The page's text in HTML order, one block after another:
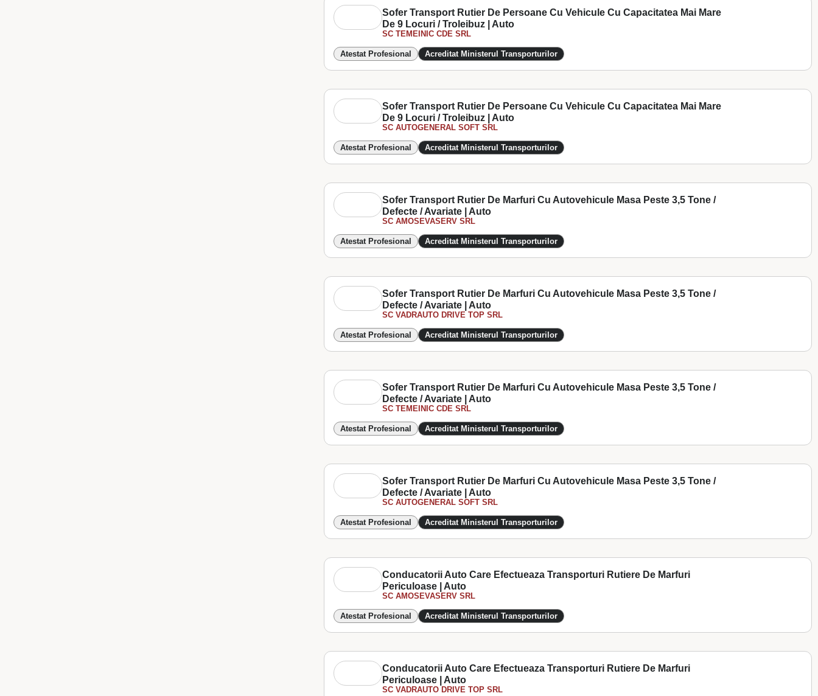
Sofer Transport Rutier De Persoane Cu Vehicule Cu Capacitatea Mai Mare
De 9 Locuri / Troleibuz | Auto
SC TEMEINIC CDE SRL
Atestat Profesional Acreditat Ministerul Transporturilor
Sofer Transport Rutier De Persoane Cu Vehicule Cu Capacitatea Mai Mare
De 9 Locuri / Troleibuz | Auto
SC AUTOGENERAL SOFT SRL
Atestat Profesional Acreditat Ministerul Transporturilor
Sofer Transport Rutier De Marfuri Cu Autovehicule Masa Peste 3,5 Tone /
Defecte / Avariate | Auto
SC AMOSEVASERV SRL
Atestat Profesional Acreditat Ministerul Transporturilor
Sofer Transport Rutier De Marfuri Cu Autovehicule Masa Peste 3,5 Tone /
Defecte / Avariate | Auto
SC VADRAUTO DRIVE TOP SRL
Atestat Profesional Acreditat Ministerul Transporturilor
Sofer Transport Rutier De Marfuri Cu Autovehicule Masa Peste 3,5 Tone /
Defecte / Avariate | Auto
SC TEMEINIC CDE SRL
Atestat Profesional Acreditat Ministerul Transporturilor
Sofer Transport Rutier De Marfuri Cu Autovehicule Masa Peste 3,5 Tone /
Defecte / Avariate | Auto
SC AUTOGENERAL SOFT SRL
Atestat Profesional Acreditat Ministerul Transporturilor
Conducatorii Auto Care Efectueaza Transporturi Rutiere De Marfuri
Periculoase | Auto
SC AMOSEVASERV SRL
Atestat Profesional Acreditat Ministerul Transporturilor
Conducatorii Auto Care Efectueaza Transporturi Rutiere De Marfuri
Periculoase | Auto
SC VADRAUTO DRIVE TOP SRL